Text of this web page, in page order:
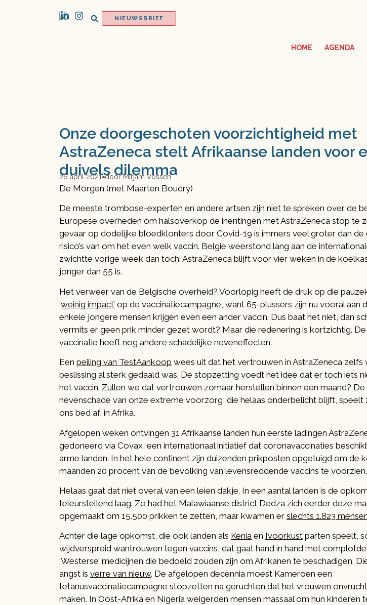
NIEUWSBRIEF
HOME AGENDA
Onze doorgeschoten voorzichtigheid met
AstraZeneca stelt Afrikaanse landen voor
duivels dilemma
26 april 2021 doorMirjam Vossen
De Morgen (met Maarten Boudry)
De meeste trombose-experten en andere artsen zijn niet te spreken over de
Europese overheden om halsoverkop de inentingen met AstraZeneca stop te
gevaar op dodelijke bloedklonters door Covid-19 is immers veel groter dan de
risico’s van om het even welk vaccin. België weerstond lang aan de
zwichtte vorige week dan toch: AstraZeneca blijft voor vier weken in de
jonger dan 55 is.
Het verweer van de Belgische overheid? Voorlopig heeft de druk op die
‘weinig impact’ op de vaccinatiecampagne, want 65-plussers zijn nu vooral aan
enkele jongere mensen krijgen even een ander vaccin. Dus baat het niet, dan
vermits er geen prik minder gezet wordt? Maar die redenering is kortzichtig. De
vaccinatie heeft nog andere schadelijke neveneffecten.
Een peiling van TestAankoop wees uit dat het vertrouwen in AstraZeneca zelfs
beslissing al sterk gedaald was. De stopzetting voedt het idee dat er toch iets
het vaccin. Zullen we dat vertrouwen zomaar herstellen binnen een maand?
nevenschade van onze extreme voorzorg, die helaas onderbelicht blijft, speelt
ons bed af: in Afrika.
Afgelopen weken ontvingen 31 Afrikaanse landen hun eerste ladingen
gedoneerd via Covax, een internationaal initiatief dat coronavaccinaties
arme landen. In het hele continent zijn duizenden prikposten opgetuigd om de
maanden 20 procent van de bevolking van levensreddende vaccins te voorzien.
Helaas gaat dat niet overal van een leien dakje. In een aantal landen is de
teleurstellend laag. Zo had het Malawiaanse district Dedza zich eerder deze
opgemaakt om 15.500 prikken te zetten, maar kwamen er slechts 1.823
Achter die lage opkomst, die ook landen als Kenia en Ivoorkust parten speelt,
wijdverspreid wantrouwen tegen vaccins, dat gaat hand in hand met
‘Westerse’ medicijnen die bedoeld zouden zijn om Afrikanen te beschadigen.
angst is verre van nieuw. De afgelopen decennia moest Kameroen een
tetanusvaccinatiecampagne stopzetten na geruchten dat het vrouwen
maken. In Oost-Afrika en Nigeria weigerden mensen massaal om hun kinderen